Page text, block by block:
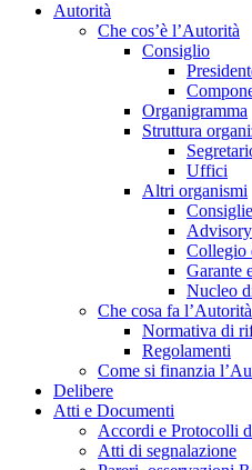
Autorità
Che cos’è l’Autorità
Consiglio
Organigramma
Struttura
Uffici
Altri organismi
Collegio
Garante
Nucleo
Che cosa fa l’Autorità
Normativa di
Regolamenti
Come si finanzia
Delibere
Atti e Documenti
Accordi e Protocolli
Atti di segnalazione